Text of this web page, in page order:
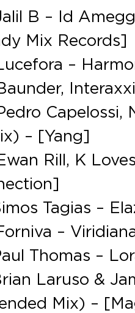
B – Id
Mix Records]
–
Capelossi,
– [Yang]
Rill, K
Tagias –
–
Thomas –
Laruso &
Mix) –